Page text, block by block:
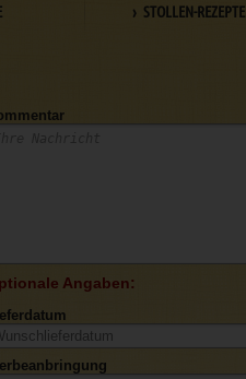
› STOLLEN-REZEPTE
Angaben: